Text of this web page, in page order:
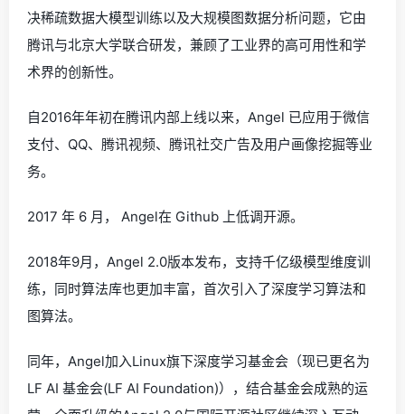
决稀疏数据大模型训练以及大规模图数据分析问题，它由
腾讯与北京大学联合研发，兼顾了工业界的高可用性和学
术界的创新性。
自2016年年初在腾讯内部上线以来，Angel 已应用于微信
支付、QQ、腾讯视频、腾讯社交广告及用户画像挖掘等业
务。
2017 年 6 月， Angel在 Github 上低调开源。
2018年9月，Angel 2.0版本发布，支持千亿级模型维度训
练，同时算法库也更加丰富，首次引入了深度学习算法和
图算法。
同年，Angel加入Linux旗下深度学习基金会（现已更名为
LF AI 基金会(LF AI Foundation)），结合基金会成熟的运